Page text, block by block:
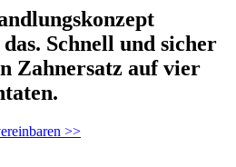
Schnell und sicher
Zahnersatz auf vier
>>